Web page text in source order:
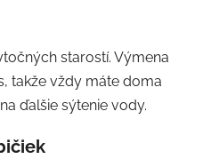
starostí. Výmena
takže vždy máte doma
ďalšie sýtenie vody.